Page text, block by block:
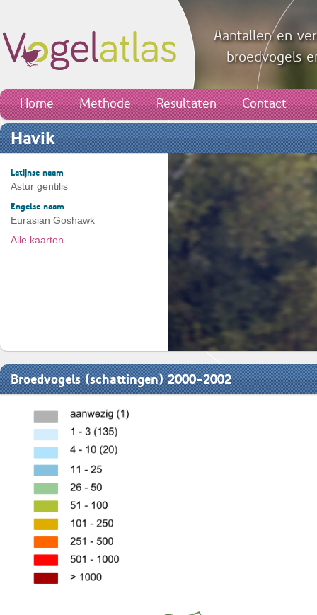
Aantallen en
broedvogels
Home Methode Resultaten Contact
Havik
Latijnse naam
Astur gentilis
Engelse naam
Eurasian Goshawk
Alle kaarten
Broedvogels (schattingen) 2000-2002